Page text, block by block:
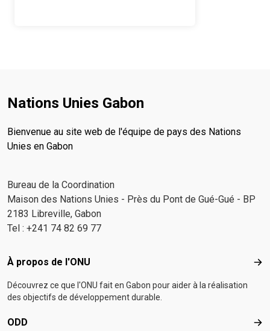
Nations Unies Gabon
Bienvenue au site web de l'équipe de pays des Nations
Unies en Gabon
Bureau de la Coordination
Maison des Nations Unies - Près du Pont de Gué-Gué - BP
2183 Libreville, Gabon
Tel : +241 74 82 69 77
Footer menu
À propos de l'ONU À
Découvrez ce que l'ONU fait en Gabon pour aider à la réalisation
des objectifs de développement durable.
ODD